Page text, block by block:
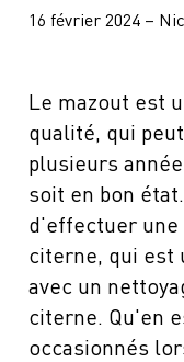
16 février 2024 –
Le mazout est
qualité, qui
plusieurs
soit en bon
d'effectuer
citerne, qui est
avec un
citerne. Qu'en
occasionnés